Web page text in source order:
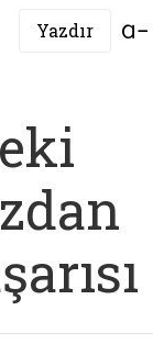
Yazdır